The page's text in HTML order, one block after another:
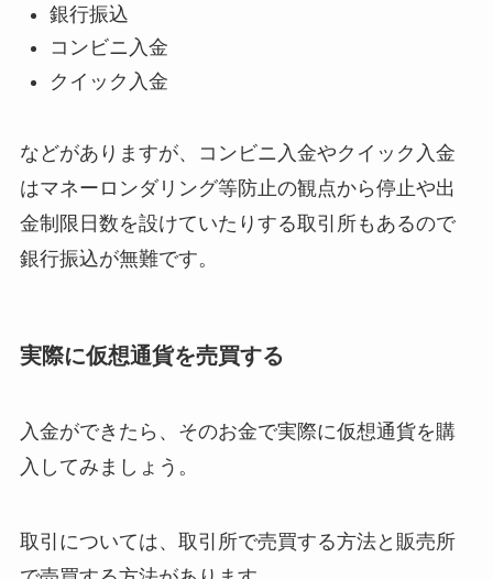
銀行振込
コンビニ入金
クイック入金
などがありますが、コンビニ入金やクイック入金
はマネーロンダリング等防止の観点から停止や出
金制限日数を設けていたりする取引所もあるので
銀行振込が無難です。
実際に仮想通貨を売買する
入金ができたら、そのお金で実際に仮想通貨を購
入してみましょう。
取引については、取引所で売買する方法と販売所